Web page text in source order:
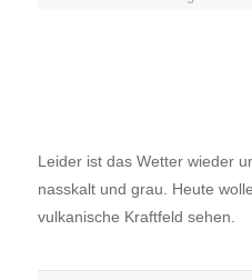
Leider ist das Wetter wieder
nasskalt und grau. Heute
vulkanische Kraftfeld sehen.